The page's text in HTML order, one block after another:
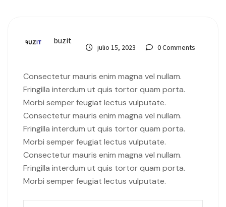
buzit
julio 15, 2023 0 Comments
Consectetur mauris enim magna vel nullam.
Fringilla interdum ut quis tortor quam porta.
Morbi semper feugiat lectus vulputate.
Consectetur mauris enim magna vel nullam.
Fringilla interdum ut quis tortor quam porta.
Morbi semper feugiat lectus vulputate.
Consectetur mauris enim magna vel nullam.
Fringilla interdum ut quis tortor quam porta.
Morbi semper feugiat lectus vulputate.